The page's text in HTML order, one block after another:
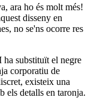
ara ho és molt més!
disseny en
no se'ns ocorre res
substituït el negre
corporatiu de
existeix una
els detalls en taronja.